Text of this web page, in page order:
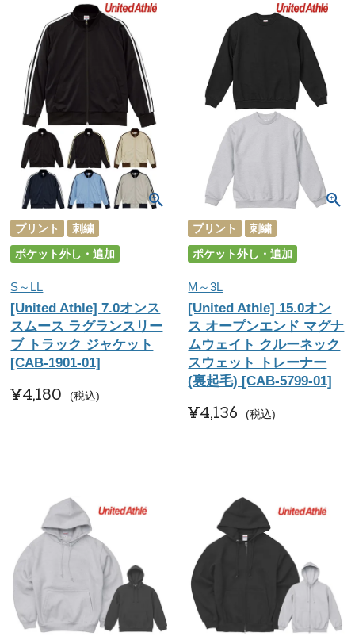
プリント
刺繍
ポケット外し・追加
S～LL
[United Athle] 7.0オンス
スムース ラグランスリー
ブ トラック ジャケット
[CAB-1901-01]
¥4,180 税込
プリント
刺繍
ポケット外し・追加
M～3L
[United Athle] 15.0オン
ス オープンエンド マグナ
ムウェイト クルーネック
スウェット トレーナー
(裏起毛) [CAB-5799-01]
¥4,136 税込